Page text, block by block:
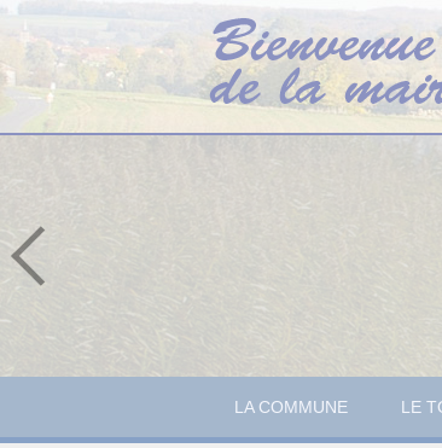
LA COMMUNE LE